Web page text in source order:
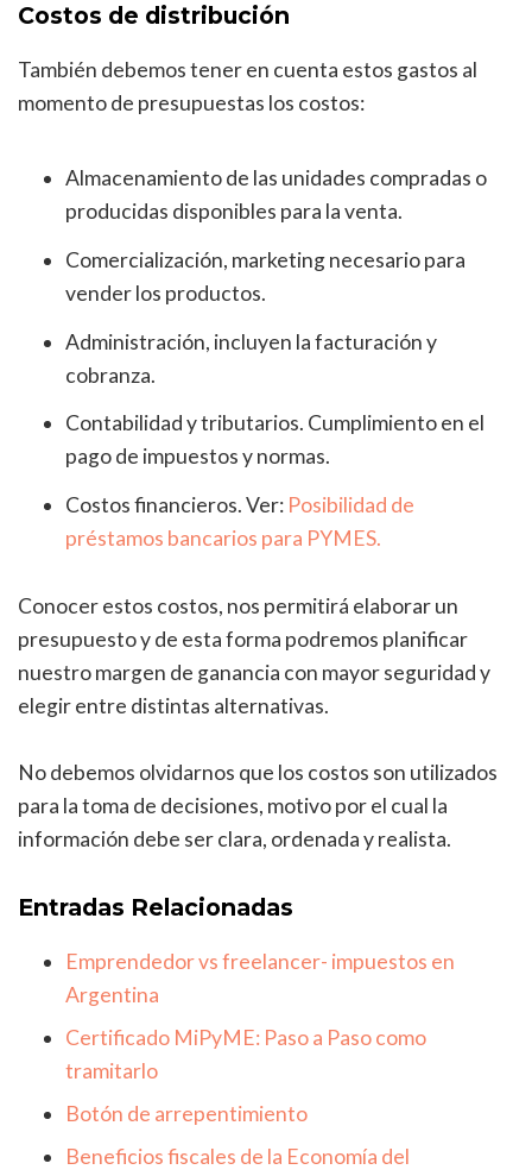
Costos de distribución
También debemos tener en cuenta estos gastos al
momento de presupuestas los costos:
Almacenamiento de las unidades compradas o
producidas disponibles para la venta.
Comercialización, marketing necesario para
vender los productos.
Administración, incluyen la facturación y
cobranza.
Contabilidad y tributarios. Cumplimiento en el
pago de impuestos y normas.
Costos financieros. Ver: Posibilidad de
préstamos bancarios para PYMES.
Conocer estos costos, nos permitirá elaborar un
presupuesto y de esta forma podremos planificar
nuestro margen de ganancia con mayor seguridad y
elegir entre distintas alternativas.
No debemos olvidarnos que los costos son utilizados
para la toma de decisiones, motivo por el cual la
información debe ser clara, ordenada y realista.
Entradas Relacionadas
Emprendedor vs freelancer- impuestos en
Argentina
Certificado MiPyME: Paso a Paso como
tramitarlo
Botón de arrepentimiento
Beneficios fiscales de la Economía del